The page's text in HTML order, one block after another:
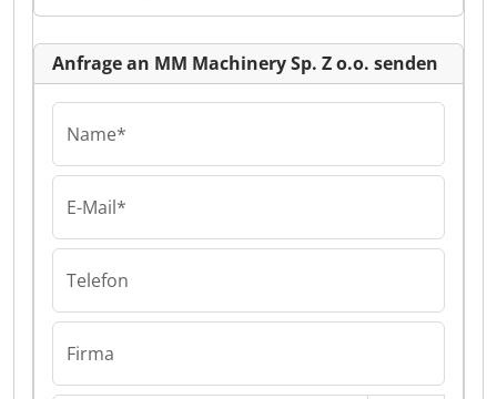
Anfrage an MM Machinery Sp. Z o.o. senden
Name*
E-Mail*
Telefon
Firma